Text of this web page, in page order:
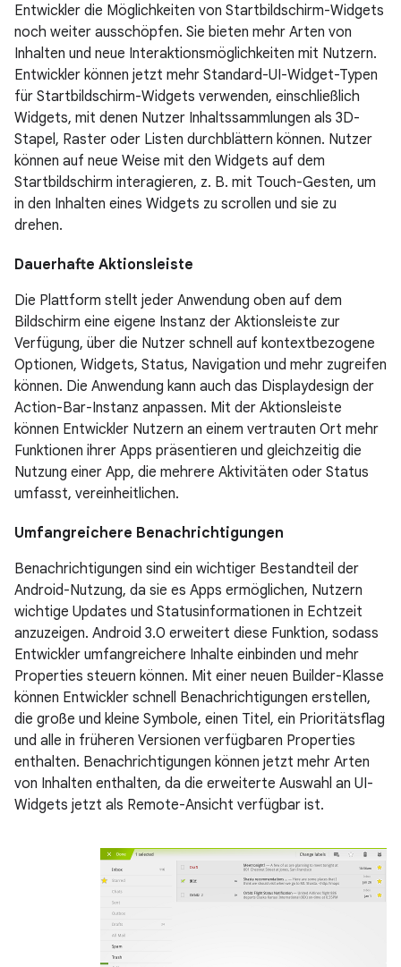
Entwickler die Möglichkeiten von Startbildschirm-Widgets
noch weiter ausschöpfen. Sie bieten mehr Arten von
Inhalten und neue Interaktionsmöglichkeiten mit Nutzern.
Entwickler können jetzt mehr Standard-UI-Widget-Typen
für Startbildschirm-Widgets verwenden, einschließlich
Widgets, mit denen Nutzer Inhaltssammlungen als 3D-
Stapel, Raster oder Listen durchblättern können. Nutzer
können auf neue Weise mit den Widgets auf dem
Startbildschirm interagieren, z. B. mit Touch-Gesten, um
in den Inhalten eines Widgets zu scrollen und sie zu
drehen.
Dauerhafte Aktionsleiste
Die Plattform stellt jeder Anwendung oben auf dem
Bildschirm eine eigene Instanz der Aktionsleiste zur
Verfügung, über die Nutzer schnell auf kontextbezogene
Optionen, Widgets, Status, Navigation und mehr zugreifen
können. Die Anwendung kann auch das Displaydesign der
Action-Bar-Instanz anpassen. Mit der Aktionsleiste
können Entwickler Nutzern an einem vertrauten Ort mehr
Funktionen ihrer Apps präsentieren und gleichzeitig die
Nutzung einer App, die mehrere Aktivitäten oder Status
umfasst, vereinheitlichen.
Umfangreichere Benachrichtigungen
Benachrichtigungen sind ein wichtiger Bestandteil der
Android-Nutzung, da sie es Apps ermöglichen, Nutzern
wichtige Updates und Statusinformationen in Echtzeit
anzuzeigen. Android 3.0 erweitert diese Funktion, sodass
Entwickler umfangreichere Inhalte einbinden und mehr
Properties steuern können. Mit einer neuen Builder-Klasse
können Entwickler schnell Benachrichtigungen erstellen,
die große und kleine Symbole, einen Titel, ein Prioritätsflag
und alle in früheren Versionen verfügbaren Properties
enthalten. Benachrichtigungen können jetzt mehr Arten
von Inhalten enthalten, da die erweiterte Auswahl an UI-
Widgets jetzt als Remote-Ansicht verfügbar ist.